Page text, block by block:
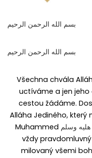
بسم الله الرحمن الرحيم
بسم الله الرحمن الرحيم
Všechna chvála
uctíváme a jen
cestou žádáme.
Alláha Jediného, který
Muhammed وسلم
vždy
milovaný všemi